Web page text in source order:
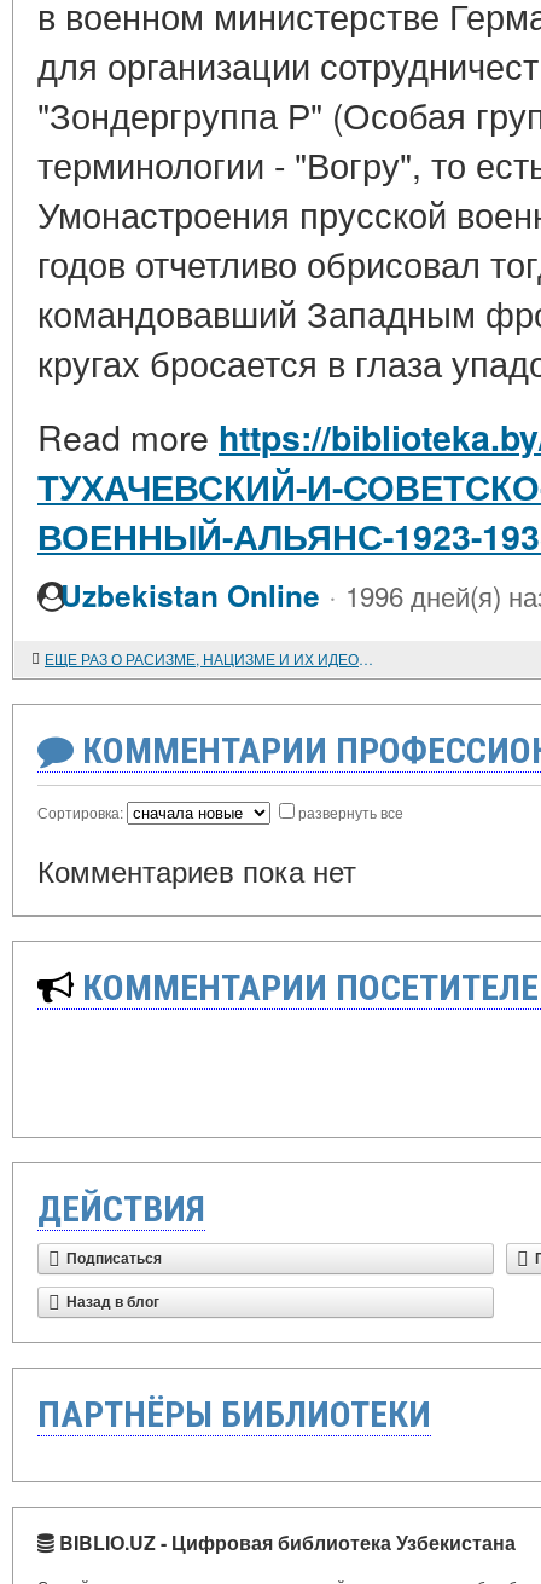
в военном министерстве
для организации
"Зондергруппа Р" (Особая
терминологии - "Вогру", то
Умонастроения прусской
годов отчетливо обрисовал
командовавший Западным
кругах бросается в глаза
Read more https://
ТУХАЧЕВСКИЙ-И-
ВОЕННЫЙ-АЛЬЯНС-1923-
Uzbekistan Online · 1996 дней(я)
ЕЩЕ РАЗ О РАСИЗМЕ, НАЦИЗМЕ И ИХ ИДЕОЛОГЕ А. РОЗЕНБЕРГЕ
КОММЕНТАРИИ
Сортировка: развернуть все
Комментариев пока нет
КОММЕНТАРИИ
ДЕЙСТВИЯ
Подписаться
Назад в блог
ПАРТНЁРЫ БИБЛИОТЕКИ
BIBLIO.UZ - Цифровая библиотека Узбекистана